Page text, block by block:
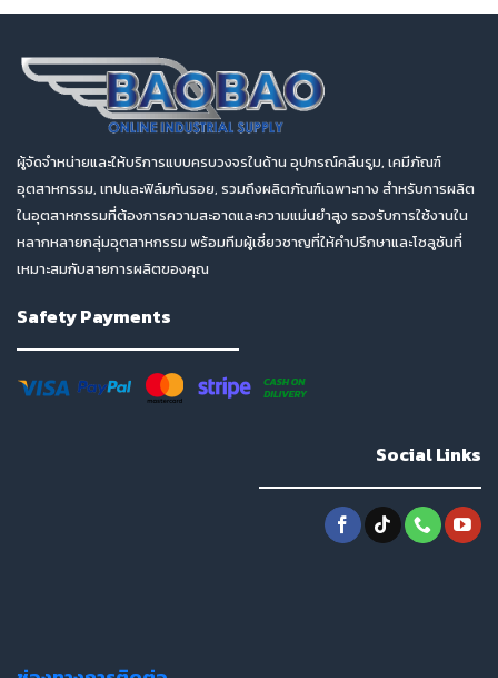
ผู้จัดจำหน่ายและให้บริการแบบครบวงจรในด้าน อุปกรณ์คลีนรูม, เคมีภัณฑ์
อุตสาหกรรม, เทปและฟิล์มกันรอย, รวมถึงผลิตภัณฑ์เฉพาะทาง สำหรับการผลิต
ในอุตสาหกรรมที่ต้องการความสะอาดและความแม่นยำสูง รองรับการใช้งานใน
หลากหลายกลุ่มอุตสาหกรรม พร้อมทีมผู้เชี่ยวชาญที่ให้คำปรึกษาและโซลูชันที่
เหมาะสมกับสายการผลิตของคุณ
Safety Payments
Social Links